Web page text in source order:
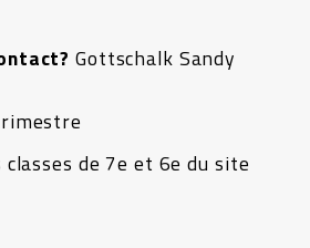
Gottschalk Sandy
classes de 7e et 6e du site